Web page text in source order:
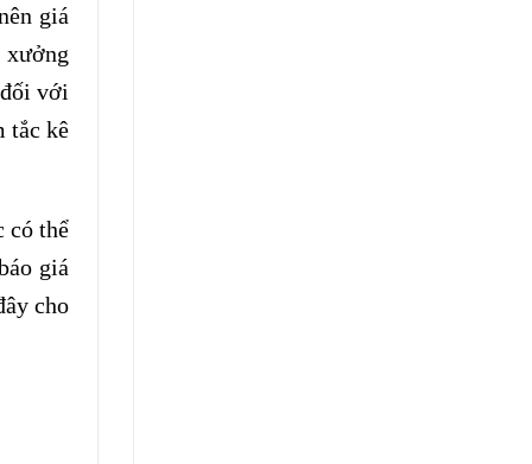
giá
xưởng
với
tắc kê
có thể
giá
cho